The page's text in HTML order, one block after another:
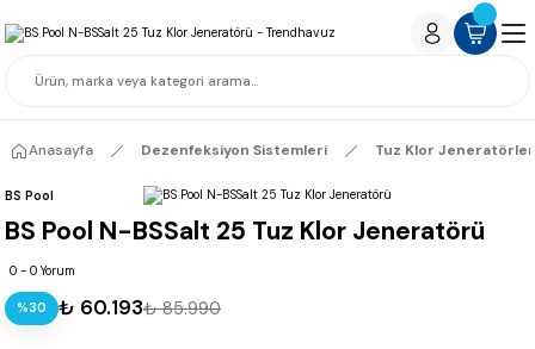
Anasayfa Dezenfeksiyon Sistemleri Tuz Klor
BS Pool
BS Pool N-BSSalt 25 Tuz Klor Jeneratörü
0 - 0 Yorum
%30 ₺ 60.193₺ 85.990